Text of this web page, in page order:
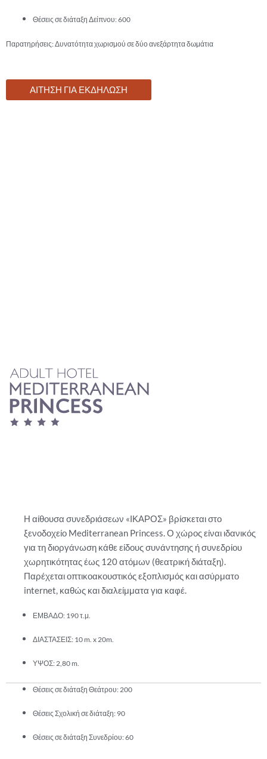
Θέσεις σε διάταξη Δείπνου: 600
Παρατηρήσεις: Δυνατότητα χωρισμού σε δύο ανεξάρτητα δωμάτια
ΑΙΤΗΣΗ ΓΙΑ ΕΚΔΗΛΩΣΗ
Η αίθουσα συνεδριάσεων «ΙΚΑΡΟΣ» βρίσκεται στο
ξενοδοχείο Mediterranean Princess. Ο χώρος είναι ιδανικός
για τη διοργάνωση κάθε είδους συνάντησης ή συνεδρίου
χωρητικότητας έως 120 ατόμων (θεατρική διάταξη).
Παρέχεται οπτικοακουστικός εξοπλισμός και ασύρματο
internet, καθώς και διαλείμματα για καφέ.
ΕΜΒΑΔΟ: 190 τ.μ.
ΔΙΑΣΤΑΣΕΙΣ: 10 m. x 20m.
ΥΨΟΣ: 2,80 m.
Θέσεις σε διάταξη Θεάτρου: 200
Θέσεις Σχολική σε διάταξη: 90
Θέσεις σε διάταξη Συνεδρίου: 60